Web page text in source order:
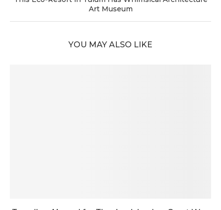
Art Museum
YOU MAY ALSO LIKE